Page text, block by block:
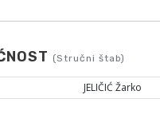
(Stručni štab)
JELIČIĆ Žarko